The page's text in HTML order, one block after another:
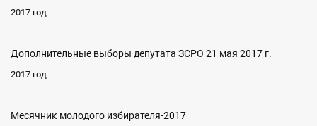
2017 год
Дополнительные выборы депутата ЗСРО 21 мая 2017 г.
2017 год
Месячник молодого избирателя-2017